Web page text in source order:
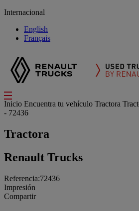
Internacional
English
Français
Inicio Encuentra tu vehículo Tractora
- 72436
Tractora
Renault Trucks
Referencia:72436
Impresión
Compartir